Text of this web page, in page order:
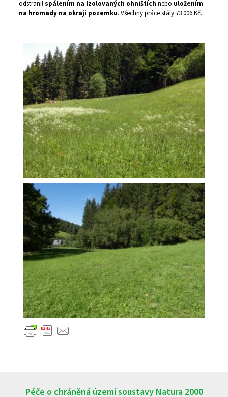
odstranilspálením na Izolovaných ohništích nebo uložením
na hromady na okraji pozemku. Všechny práce stály 73 006 Kč.
Péče o chráněná území soustavy Natura 2000